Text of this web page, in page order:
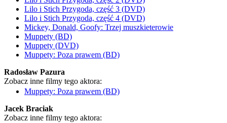
Lilo i Stich Przygoda, część 3 (DVD)
Lilo i Stich Przygoda, część 4 (DVD)
Mickey, Donald, Goofy: Trzej muszkieterowie
Muppety (BD)
Muppety (DVD)
Muppety: Poza prawem (BD)
Radosław Pazura
Zobacz inne filmy tego aktora:
Muppety: Poza prawem (BD)
Jacek Braciak
Zobacz inne filmy tego aktora: